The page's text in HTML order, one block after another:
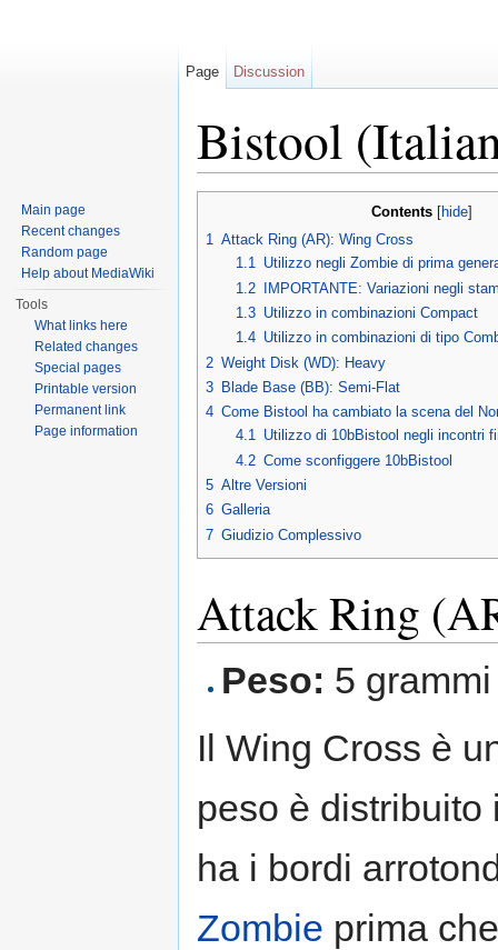
Bistool
Contents[ hide]
1 Attack Ring (AR): Wing Cross
1.1 Utilizzo negli Zombie di prima
1.2
IMPORTANTE: Variazioni negli
1.3 Utilizzo in combinazioni Compact
1.4 Utilizzo in combinazioni di tipo
2 Weight Disk (WD): Heavy
3 Blade Base (BB): Semi-Flat
4 Come Bistool ha cambiato la scena del
4.1 Utilizzo di 10bBistool negli incontri
4.2 Come sconfiggere 10bBistool
5 Altre Versioni
6 Galleria
7 Giudizio Complessivo
Attack Ring
Peso: 5 grammi
Il Wing Cross è
peso è
ha i bordi
Zombie prima
Page Discussion
Main page
Recent changes
Random page
Help about MediaWiki
Tools
What links here
Related changes
Special pages
Printable version
Permanent link
Page information